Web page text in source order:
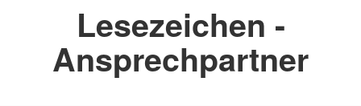
Lesezeichen -
Ansprechpartner